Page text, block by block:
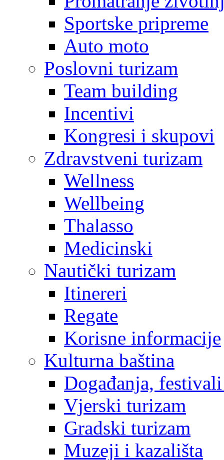
Sportske pripreme
Auto moto
Poslovni turizam
Team building
Incentivi
Kongresi i skupovi
Zdravstveni turizam
Wellness
Wellbeing
Thalasso
Medicinski
Nautički turizam
Itinereri
Regate
Korisne informacije
Kulturna baština
Događanja,
Vjerski turizam
Gradski turizam
Muzeji i kazališta